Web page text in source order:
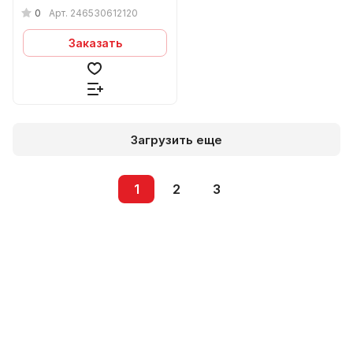
Ø65х30х6мм, Р120
0 Арт. 246530612120
Заказать
Загрузить еще
1 2 3